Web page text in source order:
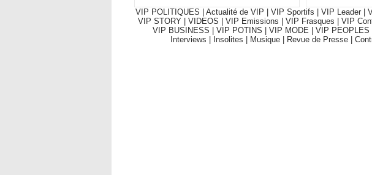
VIP POLITIQUES Actualité de VIP VIP Sportifs VIP Leader
VIP STORY
VIDEOS VIP Emissions VIP Frasques VIP
VIP BUSINESS
VIP POTINS VIP MODE VIP PEOPLES
Interviews
Insolites Musique Revue de Presse